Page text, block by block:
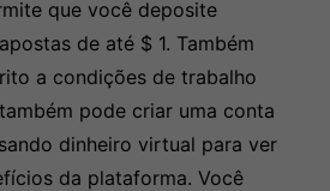
que você deposite
de até $ 1. Também
a condições de trabalho
pode criar uma conta
dinheiro virtual para ver
da plataforma. Você